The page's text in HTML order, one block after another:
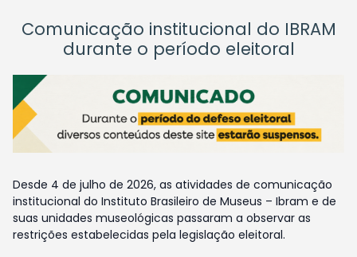
Comunicação institucional do IBRAM
durante o período eleitoral
Desde 4 de julho de 2026, as atividades de comunicação
institucional do Instituto Brasileiro de Museus – Ibram e de
suas unidades museológicas passaram a observar as
restrições estabelecidas pela legislação eleitoral.